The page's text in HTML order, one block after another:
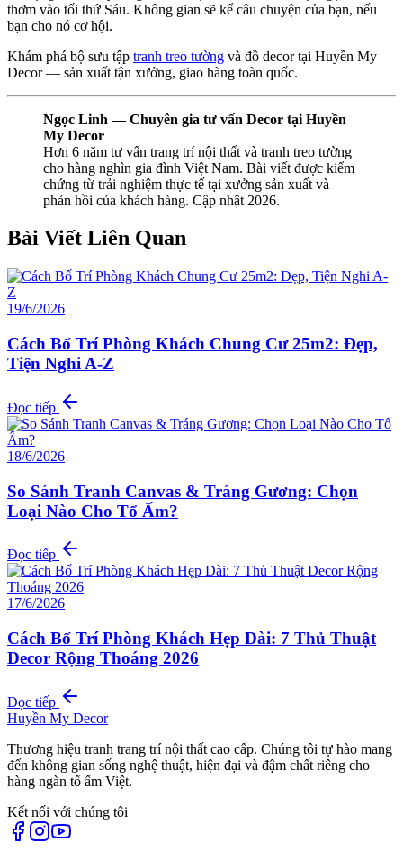
thơm vào tối thứ Sáu. Không gian sẽ kể câu chuyện của bạn, nếu
bạn cho nó cơ hội.
Khám phá bộ sưu tập tranh treo tường và đồ decor tại Huyền My
Decor — sản xuất tận xưởng, giao hàng toàn quốc.
Ngọc Linh — Chuyên gia tư vấn Decor tại Huyền
My Decor
Hơn 6 năm tư vấn trang trí nội thất và tranh treo tường
cho hàng nghìn gia đình Việt Nam. Bài viết được kiểm
chứng từ trải nghiệm thực tế tại xưởng sản xuất và
phản hồi của khách hàng. Cập nhật 2026.
Bài Viết Liên Quan
19/6/2026
Cách Bố Trí Phòng Khách Chung Cư 25m2: Đẹp,
Tiện Nghi A-Z
Đọc tiếp
18/6/2026
So Sánh Tranh Canvas & Tráng Gương: Chọn
Loại Nào Cho Tổ Ấm?
Đọc tiếp
17/6/2026
Cách Bố Trí Phòng Khách Hẹp Dài: 7 Thủ Thuật
Decor Rộng Thoáng 2026
Đọc tiếp
Huyền My Decor
Thương hiệu tranh trang trí nội thất cao cấp. Chúng tôi tự hào mang
đến không gian sống nghệ thuật, hiện đại và đậm chất riêng cho
hàng ngàn tổ ấm Việt.
Kết nối với chúng tôi